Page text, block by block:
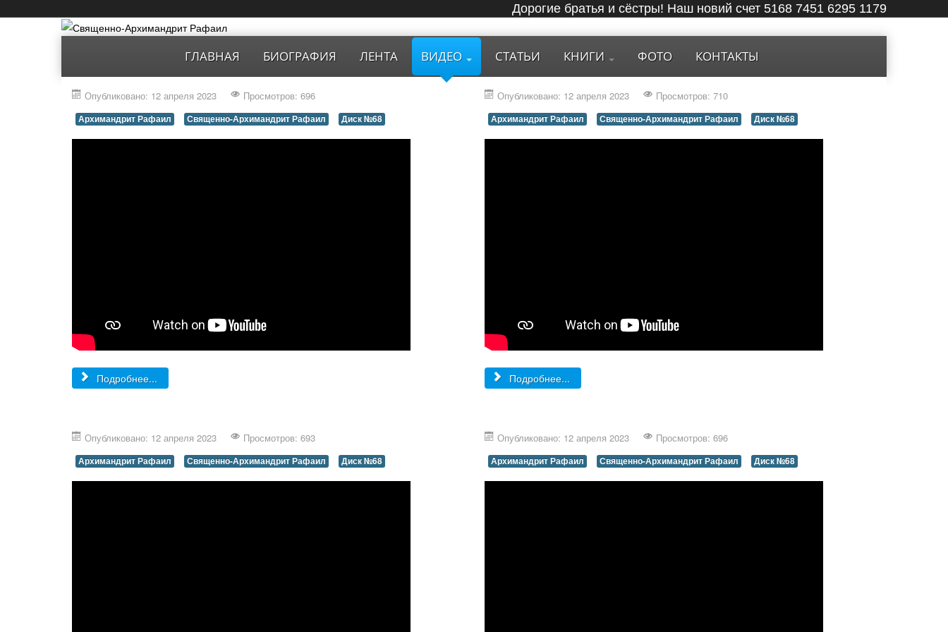
Дорогие братья и сёстры! Наш новий счет 5168 7451 6295 1179
ГЛАВНАЯ БИОГРАФИЯ ЛЕНТА ВИДЕО СТАТЬИ КНИГИ ФОТО КОНТАКТЫ
Опубликовано: 12 апреля 2023 Просмотров: 696
Архимандрит Рафаил Священно-Архимандрит Рафаил Диск №68
Подробнее...
Опубликовано: 12 апреля 2023 Просмотров: 710
Архимандрит Рафаил Священно-Архимандрит Рафаил Диск №68
Подробнее...
Опубликовано: 12 апреля 2023 Просмотров: 693
Архимандрит Рафаил Священно-Архимандрит Рафаил Диск №68
Опубликовано: 12 апреля 2023 Просмотров: 696
Архимандрит Рафаил Священно-Архимандрит Рафаил Диск №68